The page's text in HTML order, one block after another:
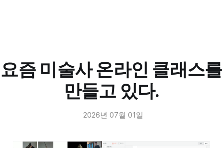
요즘 미술사 온라인 클래스를
만들고 있다.
2026년 07월 01일